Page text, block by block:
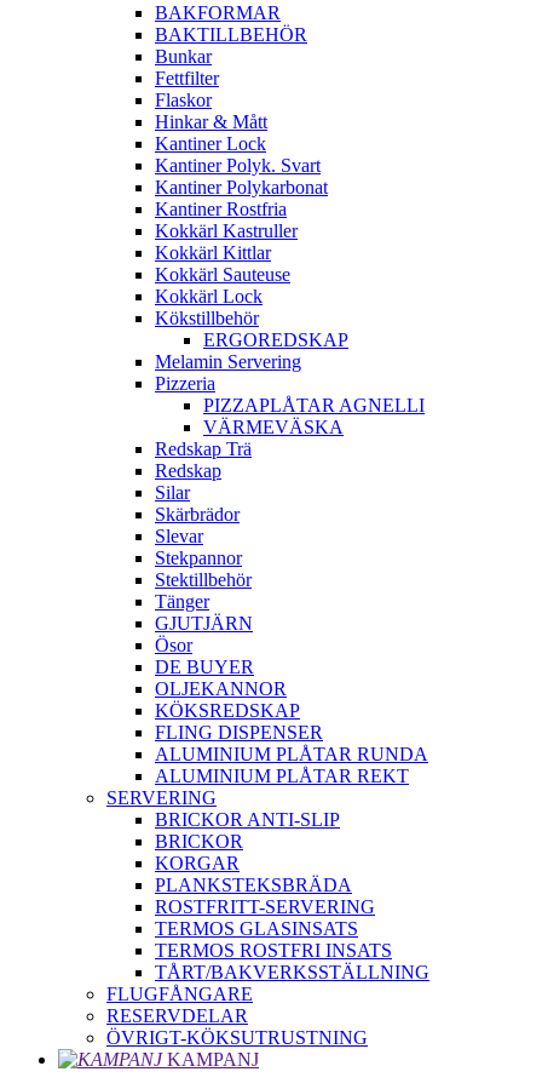
BAKFORMAR
BAKTILLBEHÖR
Bunkar
Fettfilter
Flaskor
Hinkar & Mått
Kantiner Lock
Kantiner Polyk. Svart
Kantiner Polykarbonat
Kantiner Rostfria
Kokkärl Kastruller
Kokkärl Kittlar
Kokkärl Sauteuse
Kokkärl Lock
Kökstillbehör
ERGOREDSKAP
Melamin Servering
Pizzeria
PIZZAPLÅTAR AGNELLI
VÄRMEVÄSKA
Redskap Trä
Redskap
Silar
Skärbrädor
Slevar
Stekpannor
Stektillbehör
Tänger
GJUTJÄRN
Ösor
DE BUYER
OLJEKANNOR
KÖKSREDSKAP
FLING DISPENSER
ALUMINIUM PLÅTAR RUNDA
ALUMINIUM PLÅTAR REKT
SERVERING
BRICKOR ANTI-SLIP
BRICKOR
KORGAR
PLANKSTEKSBRÄDA
ROSTFRITT-SERVERING
TERMOS GLASINSATS
TERMOS ROSTFRI INSATS
TÅRT/BAKVERKSSTÄLLNING
FLUGFÅNGARE
RESERVDELAR
ÖVRIGT-KÖKSUTRUSTNING
KAMPANJ